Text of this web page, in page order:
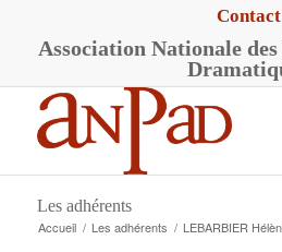
Contact
AssociationNationale
D
Les adhérents
Accueil / Les adhérents / LEBARBIER